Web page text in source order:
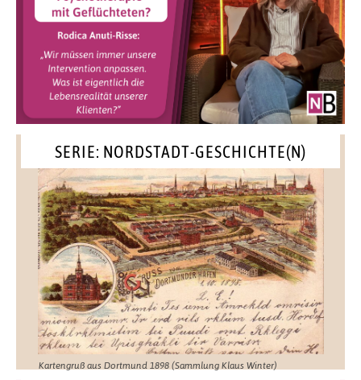
SERIE: NORDSTADT-GESCHICHTE(N)
Kartengruß aus Dortmund 1898 (Sammlung Klaus Winter)